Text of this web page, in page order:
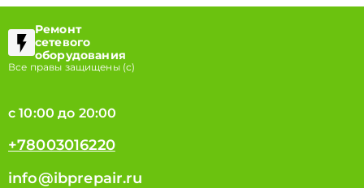
Ремонт
сетевого
оборудования
Все правы защищены (с)
с 10:00 до 20:00
+78003016220
info@ibprepair.ru